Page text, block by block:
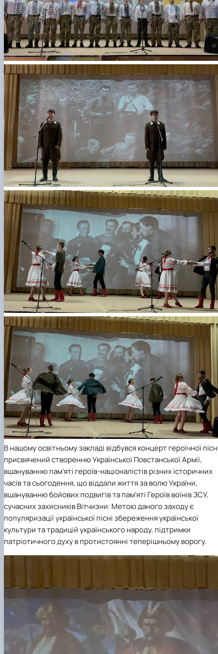
В нашому освітньому закладі відбувся концерт героїчної
присвячений створенню Української Повстанської Армії,
вшануванню пам’яті героїв-націоналістів різних історичних
часів та сьогодення, що віддали життя за волю України,
вшануванню бойових подвигів та пам’яті Героїв воїнів ЗСУ,
сучасних захисників Вітчизни. Метою даного заходу є
популяризації української пісні збереження української
культури та традицій українського народу, підтримки
патріотичного духу в протистоянні теперішньому ворогу.